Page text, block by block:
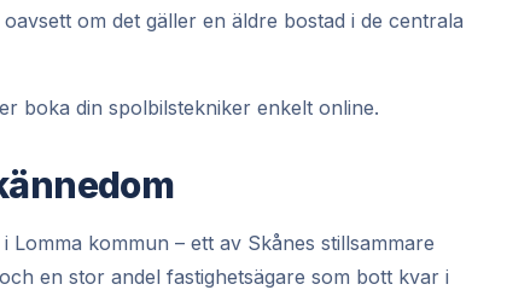
om det gäller en äldre bostad i de centrala
boka din spolbilstekniker enkelt online.
kommun – ett av Skånes stillsammare
en stor andel fastighetsägare som bott kvar i